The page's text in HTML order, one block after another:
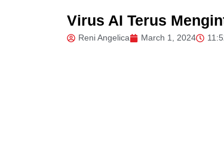
Virus AI Terus
Reni Angelica March 1, 2024